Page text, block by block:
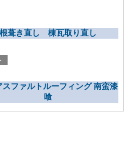
葺き直し 棟瓦取り直し
スファルトルーフィング 南蛮漆
喰